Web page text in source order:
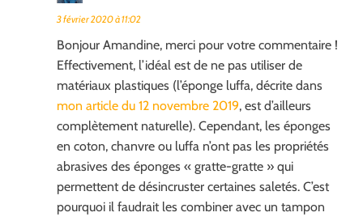
3 février 2020 à 11:02
Bonjour Amandine, merci pour votre commentaire !
Effectivement, l’idéal est de ne pas utiliser de
matériaux plastiques (l’éponge luffa, décrite dans
mon article du 12 novembre 2019, est d’ailleurs
complètement naturelle). Cependant, les éponges
en coton, chanvre ou luffa n’ont pas les propriétés
abrasives des éponges « gratte-gratte » qui
permettent de désincruster certaines saletés. C’est
pourquoi il faudrait les combiner avec un tampon